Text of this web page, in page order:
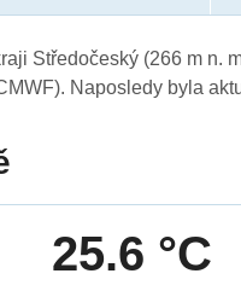
Středočeský (266 m n.
Naposledy byla
25.6 °C